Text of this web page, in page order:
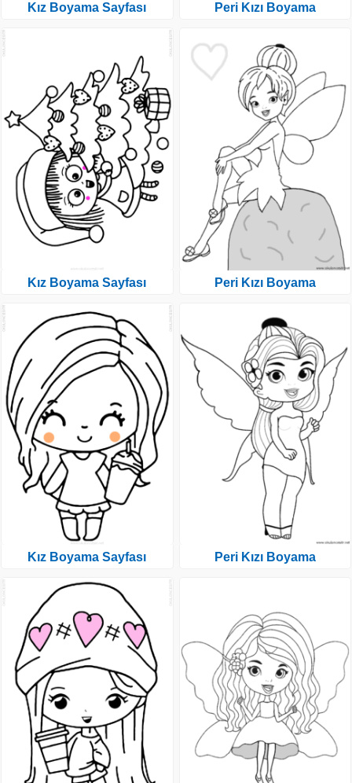
Kız Boyama Sayfası
Kız Boyama Sayfası
Kız Boyama Sayfası
Peri Kızı Boyama
Peri Kızı Boyama
Peri Kızı Boyama